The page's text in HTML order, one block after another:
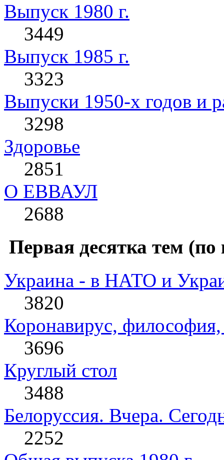
Выпуск 1980 г.
3449
Выпуск 1985 г.
3323
Выпуски 1950-х годов и
3298
Здоровье
2851
О ЕВВАУЛ
2688
Первая десятка тем (по
Украина - в НАТО и
3820
Коронавирус, философия,
3696
Круглый стол
3488
Белоруссия. Вчера.
2252